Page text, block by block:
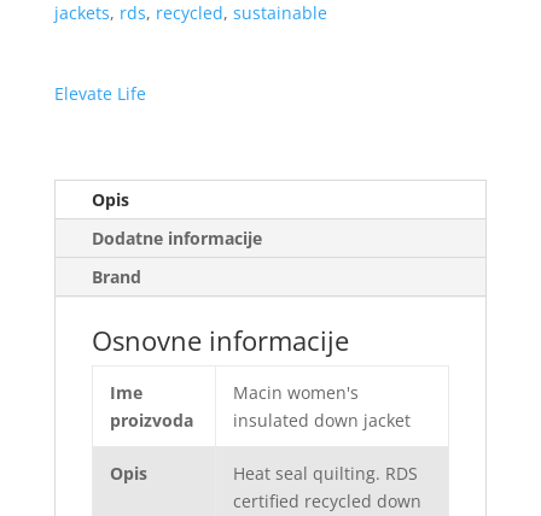
jackets, rds, recycled, sustainable
Elevate Life
Opis
Dodatne informacije
Brand
Osnovne informacije
Ime
proizvoda
Macin women's
insulated down jacket
Opis
Heat seal quilting. RDS
certified recycled down